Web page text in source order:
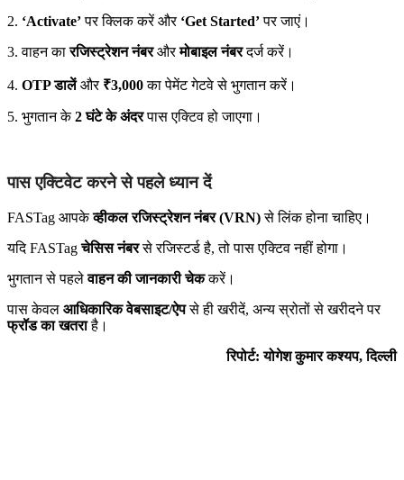
2. ‘Activate’पर क्लिक करें और‘Get Started’पर जाएं।
3. वाहन कारजिस्ट्रेशन नंबरऔरमोबाइल नंबरदर्ज करें।
4. OTP डालेंऔर ₹3,000का पेमेंट गेटवे से भुगतान करें।
5. भुगतान के2 घंटे के अंदरपास एक्टिव हो जाएगा।
पास एक्टिवेट करने से पहले ध्यान दें
FASTag आपकेव्हीकल रजिस्ट्रेशन नंबर (VRN)से लिंक होना चाहिए।
यदि FASTagचेसिस नंबरसे रजिस्टर्ड है, तो पास एक्टिव नहीं होगा।
भुगतान से पहलेवाहन की जानकारी चेककरें।
पास केवल आधिकारिक वेबसाइट/ऐपसे ही खरीदें, अन्य स्रोतों से खरीदने पर
फ्रॉड का खतराहै।
रिपोर्ट: योगेश कुमार कश्यप, दिल्ली